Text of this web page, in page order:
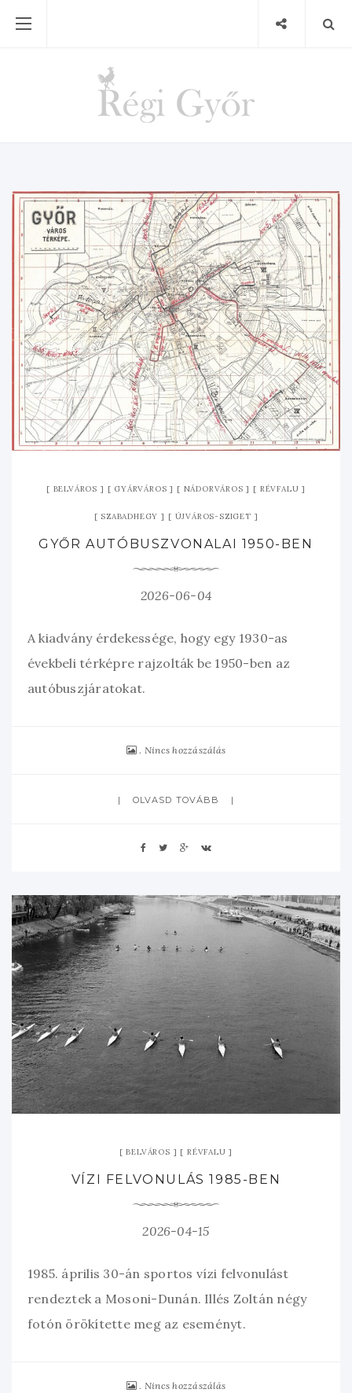
BELVÁROS GYÁRVÁROS NÁDORVÁROS RÉVFALU
SZABADHEGY ÚJVÁROS-SZIGET
GYŐR AUTÓBUSZVONALAI 1950-BEN
2026-06-04
A kiadvány érdekessége, hogy egy 1930-as
évekbeli térképre rajzolták be 1950-ben az
autóbuszjáratokat.
Nincs hozzászálás
OLVASD TOVÁBB
BELVÁROS RÉVFALU
VÍZI FELVONULÁS 1985-BEN
2026-04-15
1985. április 30-án sportos vízi felvonulást
rendeztek a Mosoni-Dunán. Illés Zoltán négy
fotón örökítette meg az eseményt.
Nincs hozzászálás